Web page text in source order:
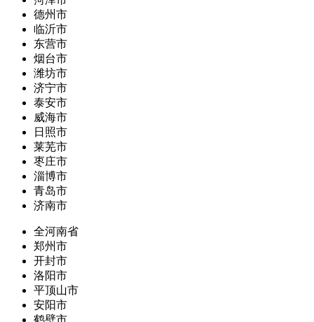
德州市
临沂市
东营市
烟台市
潍坊市
济宁市
泰安市
威海市
日照市
莱芜市
枣庄市
淄博市
青岛市
济南市
全河南省
郑州市
开封市
洛阳市
平顶山市
安阳市
鹤壁市